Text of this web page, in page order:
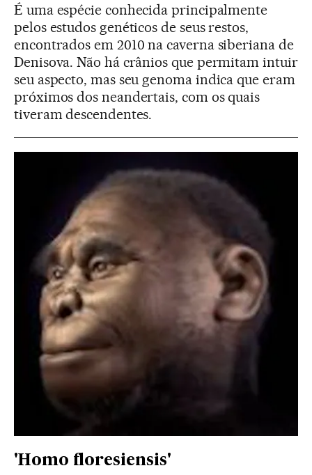
É uma espécie conhecida principalmente
pelos estudos genéticos de seus restos,
encontrados em 2010 na caverna siberiana de
Denisova. Não há crânios que permitam intuir
seu aspecto, mas seu genoma indica que eram
próximos dos neandertais, com os quais
tiveram descendentes.
'Homo floresiensis'